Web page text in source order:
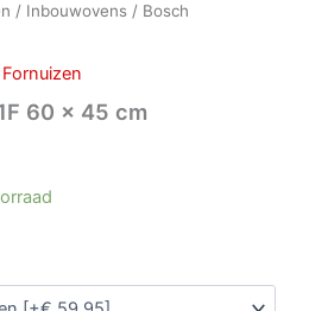
/ Inbouwovens / Bosch
60 x 45 cm